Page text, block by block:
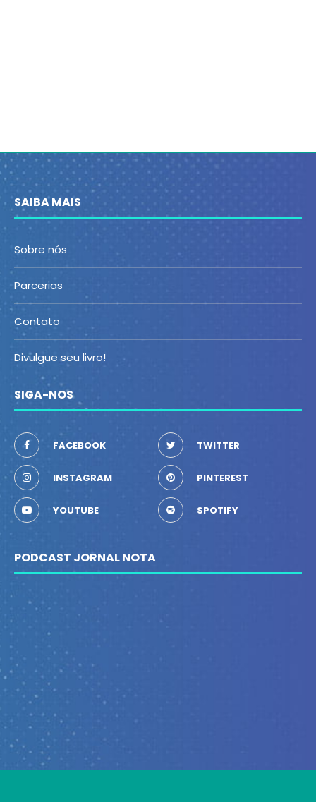
SAIBA MAIS
Sobre nós
Parcerias
Contato
Divulgue seu livro!
SIGA-NOS
FACEBOOK TWITTER
INSTAGRAM PINTEREST
YOUTUBE SPOTIFY
PODCAST JORNAL NOTA